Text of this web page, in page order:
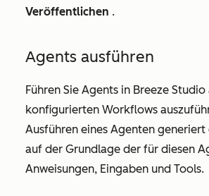
Veröffentlichen .
Agents ausführen
Führen Sie Agents in Breeze
konfigurierten Workflows
Ausführen eines Agenten generiert
auf der Grundlage der für diesen
Anweisungen, Eingaben und Tools.